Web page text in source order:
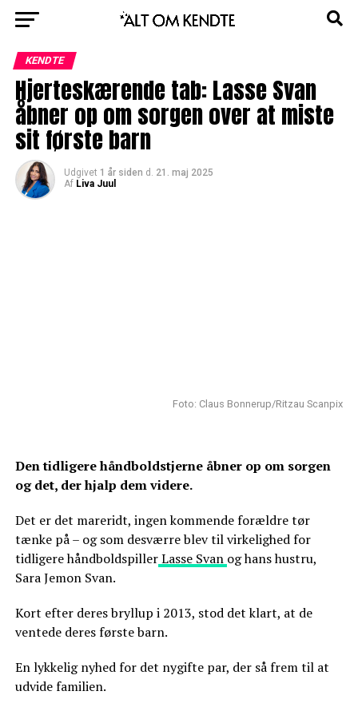
KENDTE
Hjerteskærende tab: Lasse Svan
åbner op om sorgen over at miste
sit første barn
Udgivet 1 år siden d. 21. maj 2025
Af Liva Juul
Foto: Claus Bonnerup/Ritzau Scanpix
Den tidligere håndboldstjerne åbner op om sorgen
og det, der hjalp dem videre.
Det er det mareridt, ingen kommende forældre tør
tænke på – og som desværre blev til virkelighed for
tidligere håndboldspillerLasse Svan og hans hustru,
Sara Jemon Svan.
Kort efter deres bryllup i 2013, stod det klart, at de
ventede deres første barn.
En lykkelig nyhed for det nygifte par, der så frem til at
udvide familien.